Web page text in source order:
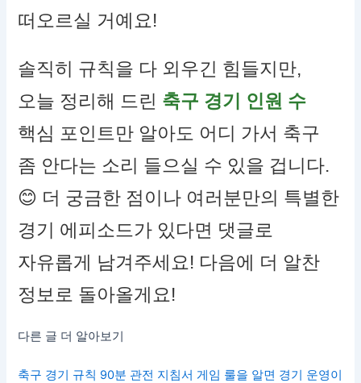
떠오르실 거예요!
솔직히 규칙을 다 외우긴 힘들지만,
오늘 정리해 드린 축구 경기 인원 수
핵심 포인트만 알아도 어디 가서 축구
좀 안다는 소리 들으실 수 있을 겁니다.
😊 더 궁금한 점이나 여러분만의 특별한
경기 에피소드가 있다면 댓글로
자유롭게 남겨주세요! 다음에 더 알찬
정보로 돌아올게요!
다른 글 더 알아보기
축구 경기 규칙 90분 관전 지침서 게임 룰을 알면 경기 운영이